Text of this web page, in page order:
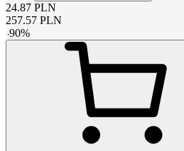
24.87 PLN
257.57 PLN
-90%